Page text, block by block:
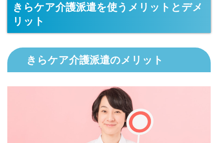
きらケア介護派遣を使うメリットとデメ
リット
きらケア介護派遣のメリット